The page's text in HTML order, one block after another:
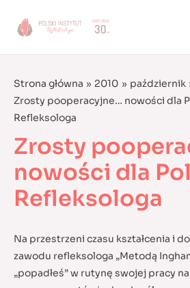
Strona główna 2010 październik
Zrosty pooperacyjne… nowości dla
Refleksologa
Zrosty
nowości dla
Refleksologa
Na przestrzeni czasu kształcenia i
zawodu refleksologa „Metodą
„popadłeś” w rutynę swojej pracy